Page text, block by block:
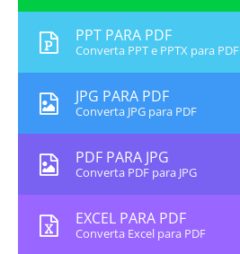
PPT PARA PDF
Converta PPT e PPTX para PDF
JPG PARA PDF
Converta JPG para PDF
PDF PARA JPG
Converta PDF para JPG
EXCEL PARA PDF
Converta Excel para PDF